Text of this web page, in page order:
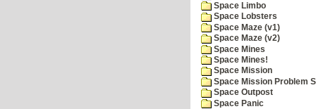
Space Limbo
Space Lobsters
Space Maze (v1)
Space Maze (v2)
Space Mines
Space Mines!
Space Mission
Space Mission Problem
Space Outpost
Space Panic